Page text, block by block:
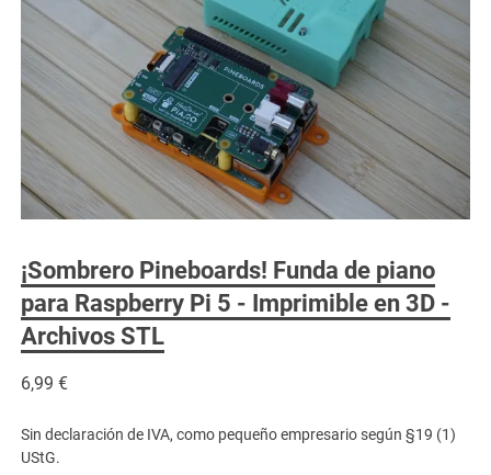
¡Sombrero Pineboards! Funda de piano
para Raspberry Pi 5 - Imprimible en 3D -
Archivos STL
6,99€
Sin declaración de IVA, como pequeño empresario según §19 (1)
UStG.